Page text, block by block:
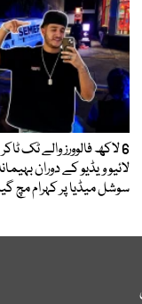
6 لاکھ فالوورز والے ٹک
لائیو ویڈیو کے دوران
سوشل میڈیا پر کہرام مچ